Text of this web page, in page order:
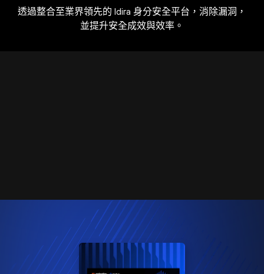
透過整合至業界領先的 Idira 身分安全平台，消除漏洞，
並提升安全成效與效率。